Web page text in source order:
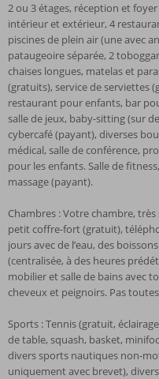
2 ou 3 étages, réception et
intérieur et extérieur, 4
piscines de plein air (une avec
pataugeoire séparée, 2
chaises longues, matelas et
(gratuits), service de serviettes
restaurant pour enfants, bar
salle de jeux, baby-sitting (sur
cybercafé (payant), diverses
médical, salle de conférence,
pour les enfants. Salle de
massage (payant).
Chambres : Votre chambre,
petit coffre-fort (gratuit),
jours avec de l’eau, des
(centralisée, à des heures
mobilier et salle de bains avec
cheveux et peignoirs. Pas
Sports : Tennis (gratuit,
de table, squash, basket,
divers sports nautiques non-
uniquement avec brevet),